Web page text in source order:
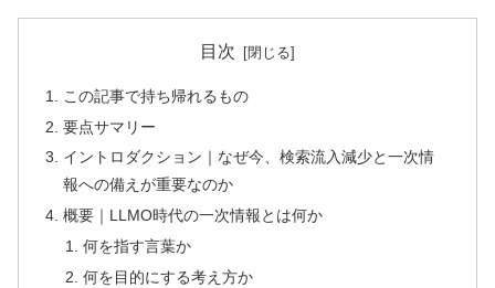
目次
この記事で持ち帰れるもの
要点サマリー
イントロダクション｜なぜ今、検索流入減少と一次情
報への備えが重要なのか
概要｜LLMO時代の一次情報とは何か
何を指す言葉か
何を目的にする考え方か